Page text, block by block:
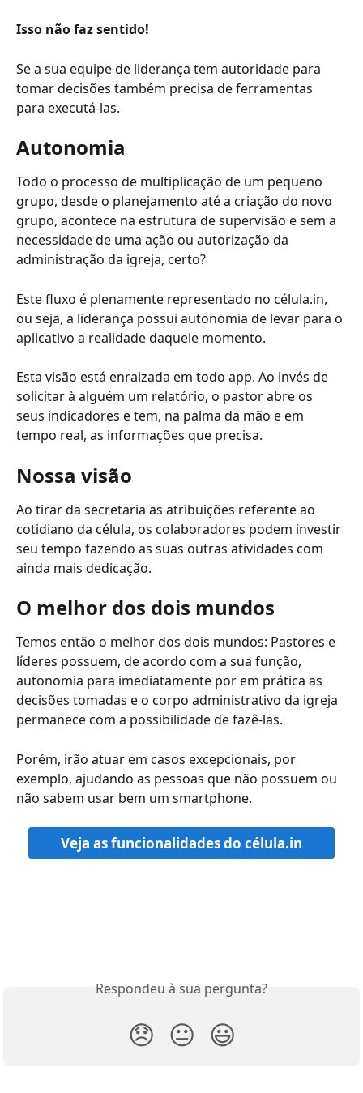
Isso não faz sentido!
Se a sua equipe de liderança tem autoridade para
tomar decisões também precisa de ferramentas
para executá-las.
Autonomia
Todo o processo de multiplicação de um pequeno
grupo, desde o planejamento até a criação do novo
grupo, acontece na estrutura de supervisão e sem a
necessidade de uma ação ou autorização da
administração da igreja, certo?
Este fluxo é plenamente representado no célula.in,
ou seja, a liderança possui autonomia de levar para o
aplicativo a realidade daquele momento.
Esta visão está enraizada em todo app. Ao invés de
solicitar à alguém um relatório, o pastor abre os
seus indicadores e tem, na palma da mão e em
tempo real, as informações que precisa.
Nossa visão
Ao tirar da secretaria as atribuições referente ao
cotidiano da célula, os colaboradores podem investir
seu tempo fazendo as suas outras atividades com
ainda mais dedicação.
O melhor dos dois mundos
Temos então o melhor dos dois mundos: Pastores e
líderes possuem, de acordo com a sua função,
autonomia para imediatamente por em prática as
decisões tomadas e o corpo administrativo da igreja
permanece com a possibilidade de fazê-las.
Porém, irão atuar em casos excepcionais, por
exemplo, ajudando as pessoas que não possuem ou
não sabem usar bem um smartphone.
Veja as funcionalidades do célula.in
Respondeu à sua pergunta?
😞 😐 😃